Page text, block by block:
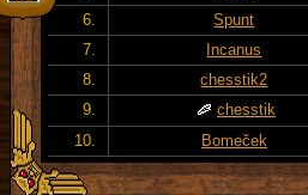
6.
Spunt
7.
Incanus
8.
chesstik2
9.
chesstik
10.
Bomeček